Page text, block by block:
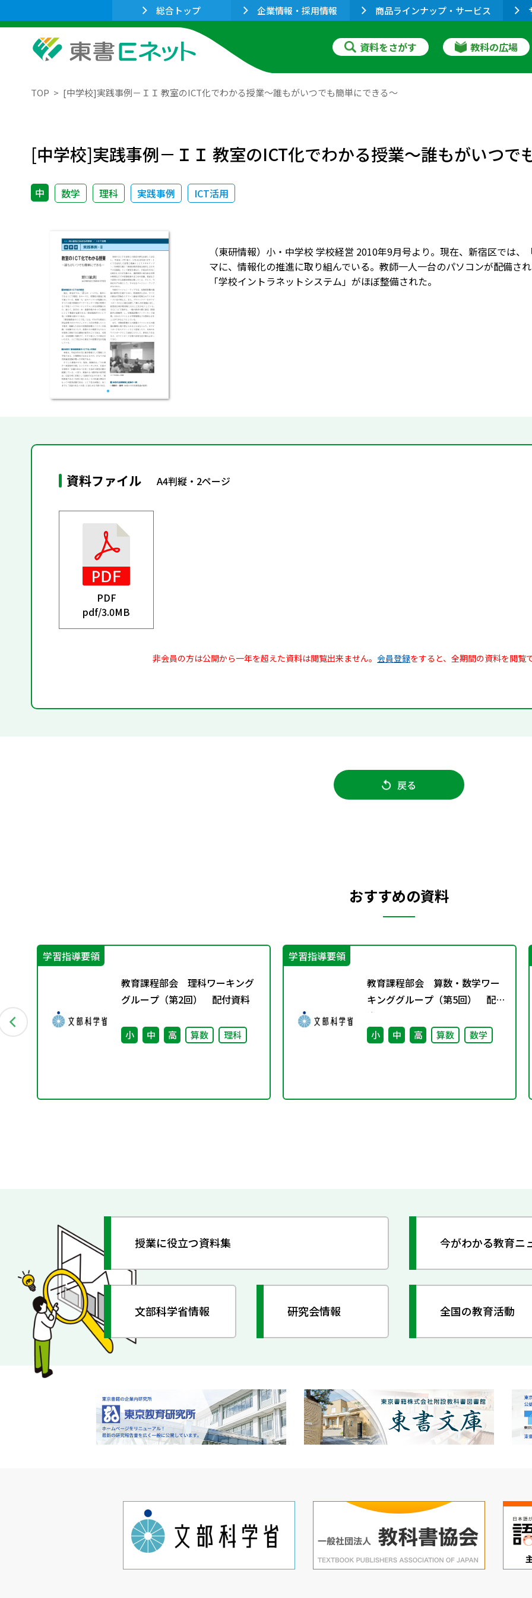
総合トップ 企業情報・採用情報 商品ラインナップ・サービス
資料をさがす 教科の広場
TOP [中学校]実践事例－ＩＩ 教室のICT化でわかる授業～誰もがいつでも簡単にできる～
[中学校]実践事例－ＩＩ 教室のICT化でわかる授業～誰もがいつで
中 数学 理科 実践事例 ICT活用
（東研情報）小・中学校 学校経営 2010年9月号より。現在、新宿区では
マに、情報化の推進に取り組んでいる。教師一人一台のパソコンが配備さ
「学校イントラネットシステム」がほぼ整備された。
資料ファイル A4判縦・2ページ
PDF
pdf/3.0MB
非会員の方は公開から一年を超えた資料は閲覧出来ません。 会員登録をすると、全期間の資料を閲覧
戻る
おすすめの資料
学習指導要領
教育課程部会 理科ワーキング
グループ（第2回） 配付資料
小 中 高 算数 理科
学習指導要領
教育課程部会 算数・数学ワー
キンググループ（第5回） 配付
資
小 中 高 算数 数学
授業に役立つ資料集 今がわかる教育ニ
文部科学省情報 研究会情報 全国の教育活動